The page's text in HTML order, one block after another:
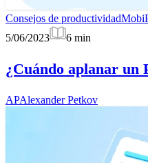
Consejos de productividad
5/06/2023
6 min
¿Cuándo aplanar un
APAlexander Petkov